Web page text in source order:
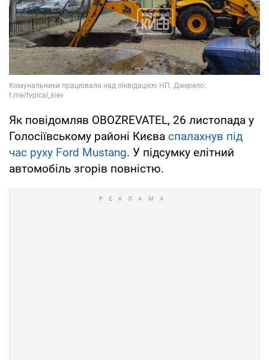
Як повідомляв OBOZREVATEL, 26 листопада у
Голосіївському районі Києва спалахнув під
час руху Ford Mustang. У підсумку елітний
автомобіль згорів повністю.